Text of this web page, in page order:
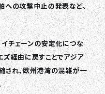
への攻撃中止の発表など、
チェーンの安定化につな
ズ経由に戻すことでアジア
され、欧州港湾の混雑が一